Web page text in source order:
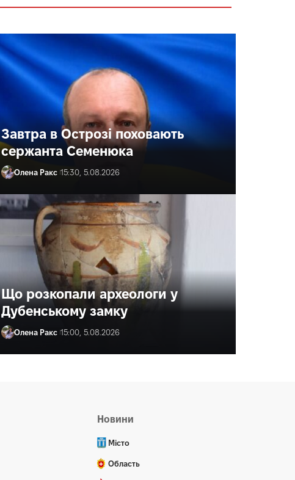
Завтра в Острозі поховають
сержанта Семенюка
Олена Ракс 15:30, 5.08.2026
Що розкопали археологи у
Дубенському замку
Олена Ракс 15:00, 5.08.2026
Новини
Місто
Область